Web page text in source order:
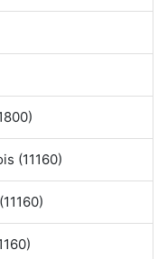
(11160)